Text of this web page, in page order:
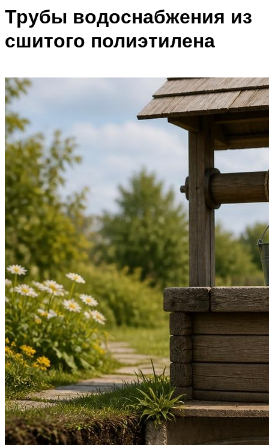
Трубы водоснабжения из
сшитого полиэтилена